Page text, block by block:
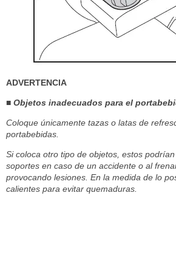
ADVERTENCIA
■ Objetos inadecuados para el
Coloque únicamente tazas o latas de
portabebidas.
Si coloca otro tipo de objetos, estos
soportes en caso de un accidente o al
provocando lesiones. En la medida de lo
calientes para evitar quemaduras.